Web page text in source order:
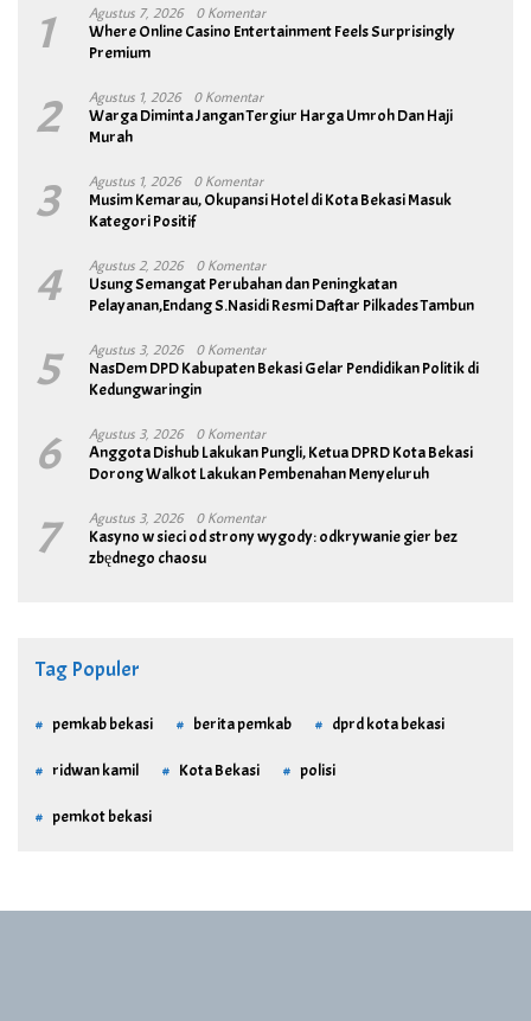
1 Agustus 7, 2026 0 Komentar
Where Online Casino Entertainment Feels Surprisingly
Premium
2 Agustus 1, 2026 0 Komentar
Warga Diminta Jangan Tergiur Harga Umroh Dan Haji
Murah
3 Agustus 1, 2026 0 Komentar
Musim Kemarau, Okupansi Hotel di Kota Bekasi Masuk
Kategori Positif
4 Agustus 2, 2026 0 Komentar
Usung Semangat Perubahan dan Peningkatan
Pelayanan,Endang S.Nasidi Resmi Daftar Pilkades Tambun
5 Agustus 3, 2026 0 Komentar
NasDem DPD Kabupaten Bekasi Gelar Pendidikan Politik di
Kedungwaringin
6 Agustus 3, 2026 0 Komentar
Anggota Dishub Lakukan Pungli, Ketua DPRD Kota Bekasi
Dorong Walkot Lakukan Pembenahan Menyeluruh
7 Agustus 3, 2026 0 Komentar
Kasyno w sieci od strony wygody: odkrywanie gier bez
zbędnego chaosu
Tag Populer
pemkab bekasi berita pemkab dprd kota bekasi
ridwan kamil Kota Bekasi polisi
pemkot bekasi